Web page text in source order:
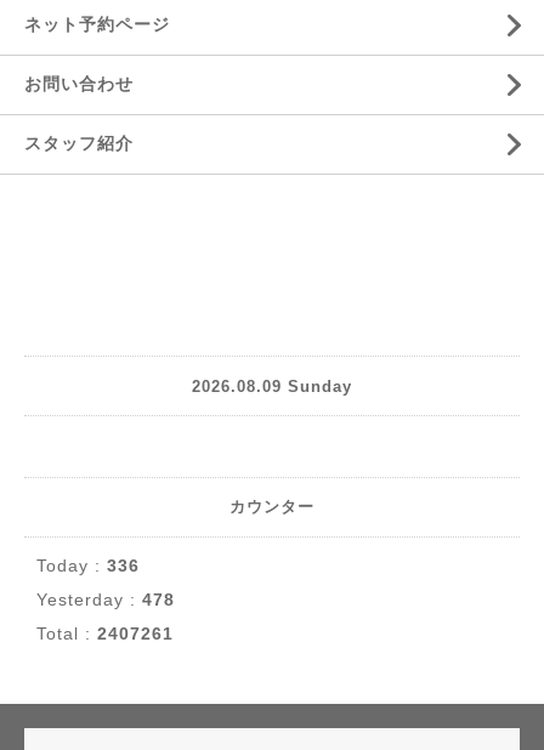
ネット予約ページ
お問い合わせ
スタッフ紹介
2026.08.09 Sunday
カウンター
Today : 336
Yesterday : 478
Total : 2407261